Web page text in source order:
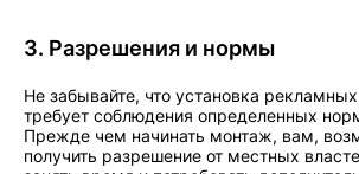
3. Разрешения и нормы
Не забывайте, что установка
требует соблюдения определенных
Прежде чем начинать монтаж, вам,
получить разрешение от местных